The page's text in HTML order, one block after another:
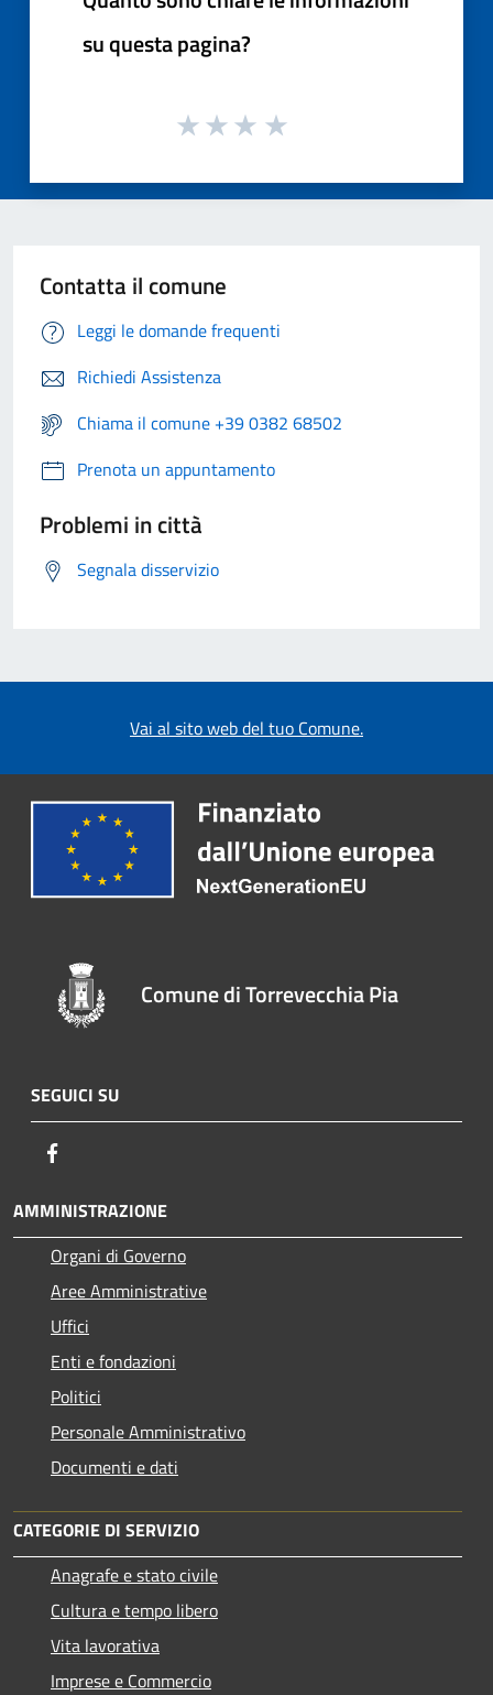
su questa pagina?
Contatta il comune
Leggi le domande frequenti
Richiedi Assistenza
Chiama il comune +39 0382 68502
Prenota un appuntamento
Problemi in città
Segnala disservizio
Vai al sito web del tuo Comune.
Comune di Torrevecchia Pia
SEGUICI SU
AMMINISTRAZIONE
Organi di Governo
Aree Amministrative
Uffici
Enti e fondazioni
Politici
Personale Amministrativo
Documenti e dati
CATEGORIE DI SERVIZIO
Anagrafe e stato civile
Cultura e tempo libero
Vita lavorativa
Imprese e Commercio